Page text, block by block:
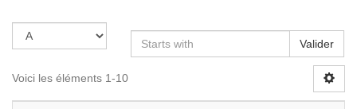
Valider
Voici les éléments 1-10